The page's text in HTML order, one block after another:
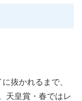
抜かれるまで、
天皇賞・春ではレ